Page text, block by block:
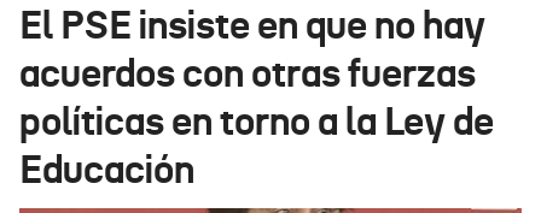
Ikusmiran
Eguraldia
El PSE insiste en que no hay
acuerdos con otras fuerzas
políticas en torno a la Ley de
Educación